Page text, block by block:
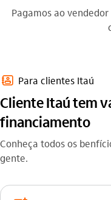
Pagamos ao
contatos_outline Para clientes Itaú
Cliente Itaú tem
financiamento
Conheça todos os
gente.